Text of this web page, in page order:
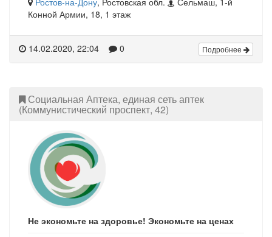
Конной Армии, 18, 1 этаж
14.02.2020, 22:04 0 Подробнее
Социальная Аптека, единая сеть аптек
(Коммунистический проспект, 42)
Не экономьте на здоровье! Экономьте на ценах